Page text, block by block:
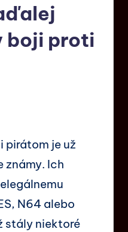
boji proti
pirátom je už
známy. Ich
N64 alebo
stály niektoré